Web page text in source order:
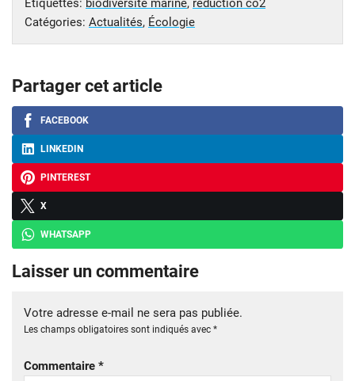
Catégories: Actualités, Écologie
Partager cet article
FACEBOOK
LINKEDIN
PINTEREST
X
WHATSAPP
Laisser un commentaire
Votre adresse e-mail ne sera pas publiée.
Les champs obligatoires sont indiqués avec *
Commentaire *